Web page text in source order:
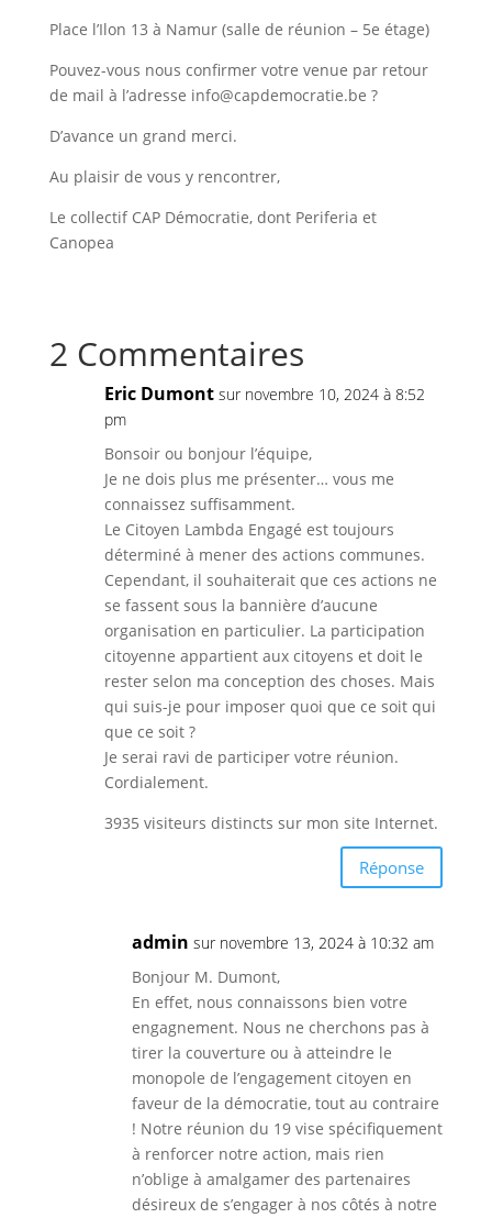
Place l’Ilon 13 à Namur (salle de réunion – 5e étage)
Pouvez-vous nous confirmer votre venue par retour
de mail à l’adresse info@capdemocratie.be ?
D’avance un grand merci.
Au plaisir de vous y rencontrer,
Le collectif CAP Démocratie, dont Periferia et
Canopea
2 Commentaires
Eric Dumont sur novembre 10, 2024 à 8:52
pm
Bonsoir ou bonjour l’équipe,
Je ne dois plus me présenter… vous me
connaissez suffisamment.
Le Citoyen Lambda Engagé est toujours
déterminé à mener des actions communes.
Cependant, il souhaiterait que ces actions ne
se fassent sous la bannière d’aucune
organisation en particulier. La participation
citoyenne appartient aux citoyens et doit le
rester selon ma conception des choses. Mais
qui suis-je pour imposer quoi que ce soit qui
que ce soit ?
Je serai ravi de participer votre réunion.
Cordialement.
3935 visiteurs distincts sur mon site Internet.
Réponse
admin sur novembre 13, 2024 à 10:32 am
Bonjour M. Dumont,
En effet, nous connaissons bien votre
engagnement. Nous ne cherchons pas à
tirer la couverture ou à atteindre le
monopole de l’engagement citoyen en
faveur de la démocratie, tout au contraire
! Notre réunion du 19 vise spécifiquement
à renforcer notre action, mais rien
n’oblige à amalgamer des partenaires
désireux de s’engager à nos côtés à notre